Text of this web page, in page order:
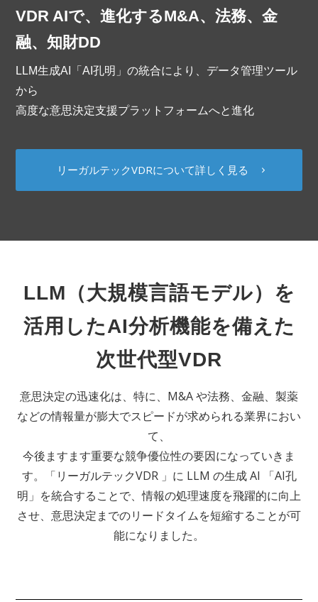
VDR AIで、進化するM&A、法務、金
融、知財DD
LLM生成AI「AI孔明」の統合により、データ管理ツール
から
高度な意思決定支援プラットフォームへと進化
リーガルテックVDRについて詳しく見る
LLM（大規模言語モデル）を
活用したAI分析機能を備えた
次世代型VDR
意思決定の迅速化は、特に、M&A や法務、金融、製薬
などの情報量が膨大でスピードが求められる業界におい
て、
今後ますます重要な競争優位性の要因になっていきま
す。「リーガルテックVDR 」に LLM の生成 AI 「AI孔
明」を統合することで、情報の処理速度を飛躍的に向上
させ、意思決定までのリードタイムを短縮することが可
能になりました。